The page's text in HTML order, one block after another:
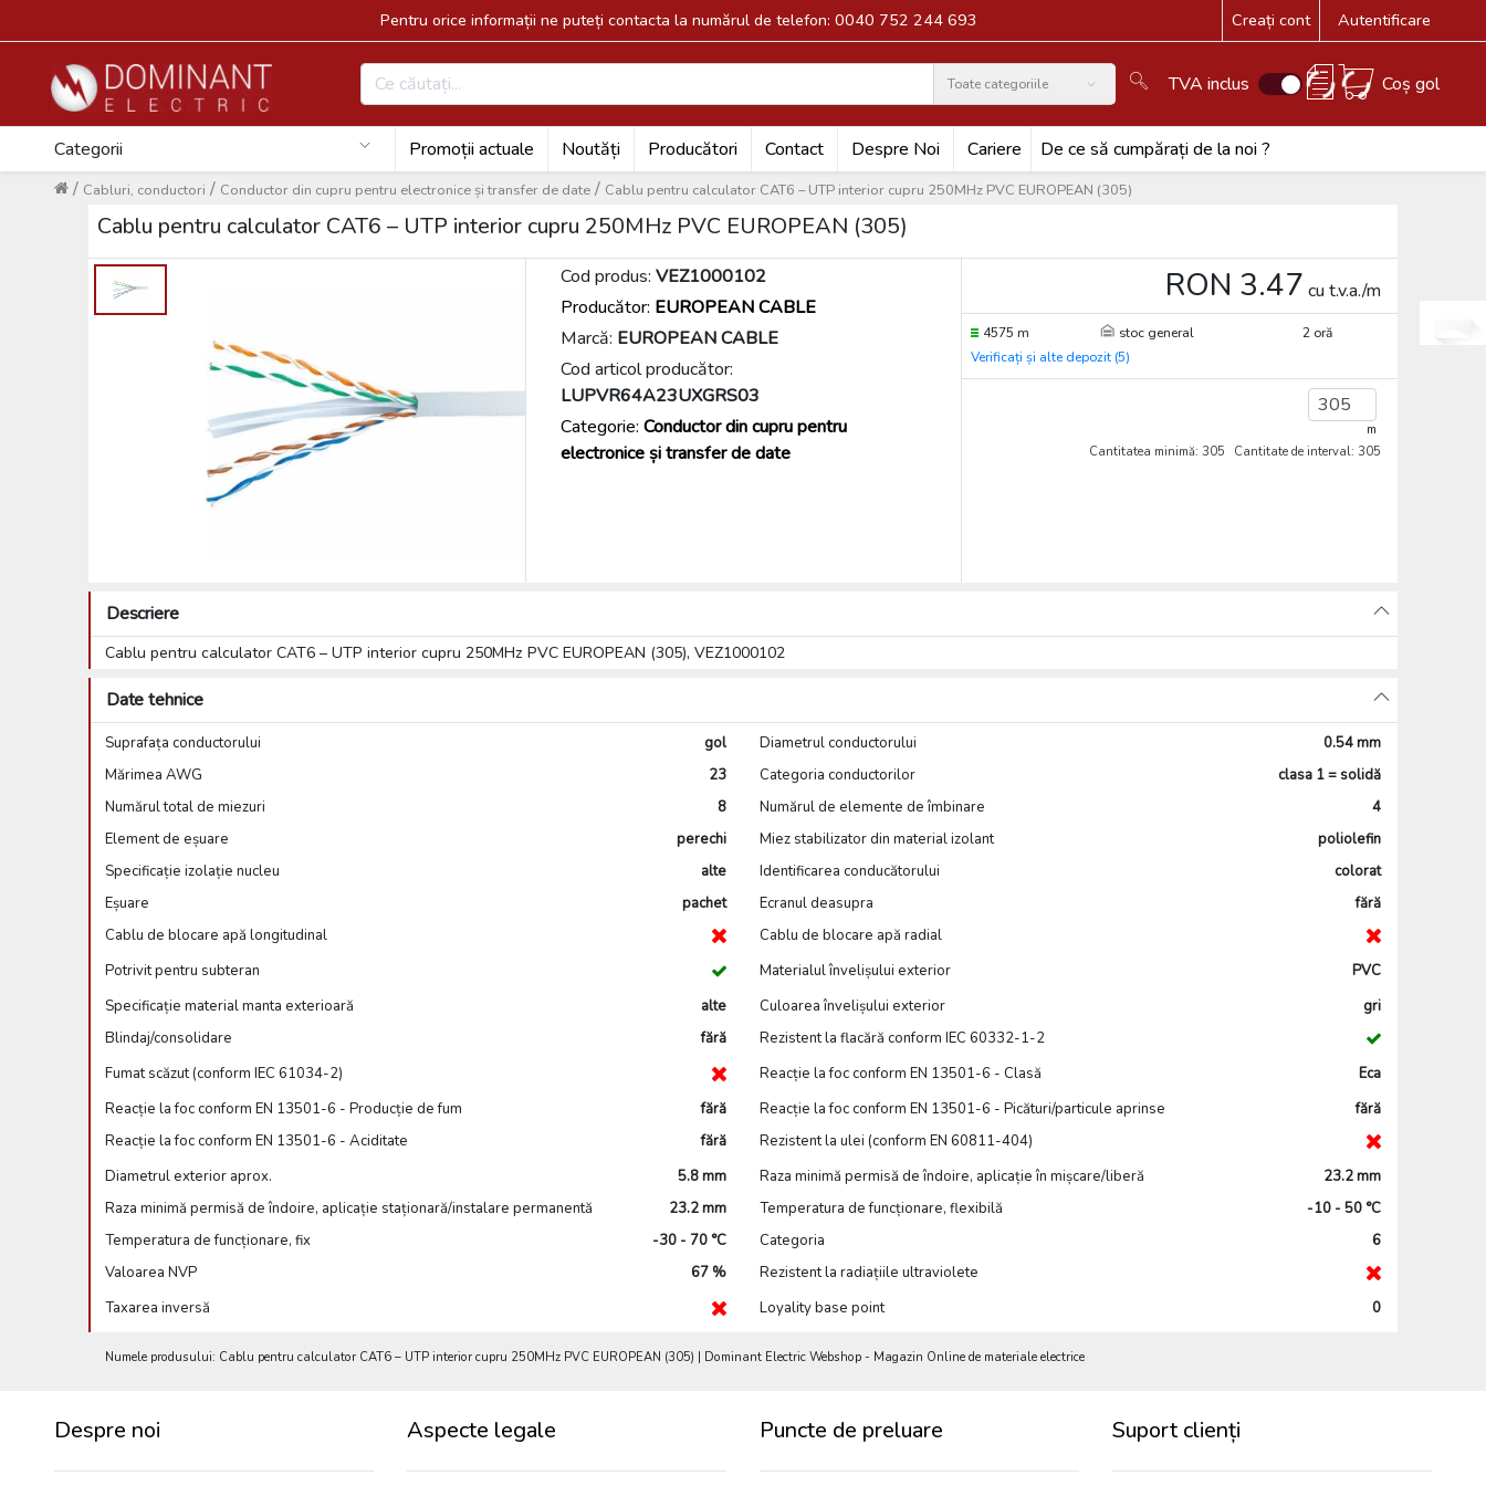
Pentru orice informații ne puteți contacta la numărul de telefon: 0040 752 244 693 Creați cont Autentificare
Toate categoriile
Search TVA inclus Coș gol
Categorii Promoții actuale Noutăți Producători Contact Despre Noi Cariere De ce să cumpărați de la noi ?
Cablu pentru calculator CAT6 – UTP interior cupru 250MHz PVC EUROPEAN (305)
/
Conductor din cupru pentru electronice și transfer de date
/
Cabluri, conductori
/
Cablu pentru calculator CAT6 – UTP interior cupru 250MHz PVC EUROPEAN (305)
Cod produs: VEZ1000102
Producător: EUROPEAN CABLE
Marcă: EUROPEAN CABLE
Cod articol producător:
LUPVR64A23UXGRS03
Categorie: Conductor din cupru pentru
electronice și transfer de date
RON 3.47 cu t.v.a./m
4575 m stoc general
2 oră
Verificați și alte depozit (5)
m
Cantitatea minimă: 305
Cantitate de interval: 305
Descriere
Cablu pentru calculator CAT6 – UTP interior cupru 250MHz PVC EUROPEAN (305), VEZ1000102
Date tehnice
Suprafața conductorului gol Diametrul conductorului
0.54 mm
Mărimea AWG
23 Categoria conductorilor
clasa 1 = solidă
Numărul total de miezuri
8 Numărul de elemente de îmbinare
4
Element de eșuare
perechi Miez stabilizator din material izolant
poliolefin
Specificație izolație nucleu
alte Identificarea conducătorului
colorat
Eșuare
pachet Ecranul deasupra
fără
Cablu de blocare apă longitudinal
Cablu de blocare apă radial
Potrivit pentru subteran
Materialul învelișului exterior
PVC
Specificație material manta exterioară
alte Culoarea învelișului exterior
gri
Blindaj/consolidare
fără
Rezistent la flacără conform IEC 60332-1-2
Fumat scăzut (conform IEC 61034-2)
Reacție la foc conform EN 13501-6 - Clasă
Eca
Reacție la foc conform EN 13501-6 - Producție de fum
fără Reacție la foc conform EN 13501-6 - Picături/particule aprinse
fără
Reacție la foc conform EN 13501-6 - Aciditate
fără
Rezistent la ulei (conform EN 60811-404)
Diametrul exterior aprox.
5.8 mm Raza minimă permisă de îndoire, aplicație în mișcare/liberă
23.2 mm
Raza minimă permisă de îndoire, aplicație staționară/instalare permanentă
23.2 mm Temperatura de funcționare, flexibilă
-10 - 50 °C
Temperatura de funcționare, fix
-30 - 70 °C Categoria
6
Valoarea NVP
67 %
Rezistent la radiațiile ultraviolete
Taxarea inversă
Loyality base point 0
Numele produsului: Cablu pentru calculator CAT6 – UTP interior cupru 250MHz PVC EUROPEAN (305) | Dominant Electric Webshop - Magazin Online de materiale electrice
Despre noi Aspecte legale Puncte de preluare Suport clienți